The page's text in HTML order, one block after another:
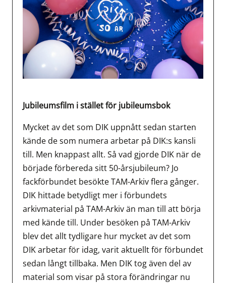
Jubileumsfilm i stället för jubileumsbok
Mycket av det som DIK uppnått sedan starten
kände de som numera arbetar på DIK:s kansli
till. Men knappast allt. Så vad gjorde DIK när de
började förbereda sitt 50-årsjubileum? Jo
fackförbundet besökte TAM-Arkiv flera gånger.
DIK hittade betydligt mer i förbundets
arkivmaterial på TAM-Arkiv än man till att börja
med kände till. Under besöken på TAM-Arkiv
blev det allt tydligare hur mycket av det som
DIK arbetar för idag, varit aktuellt för förbundet
sedan långt tillbaka. Men DIK tog även del av
material som visar på stora förändringar nu